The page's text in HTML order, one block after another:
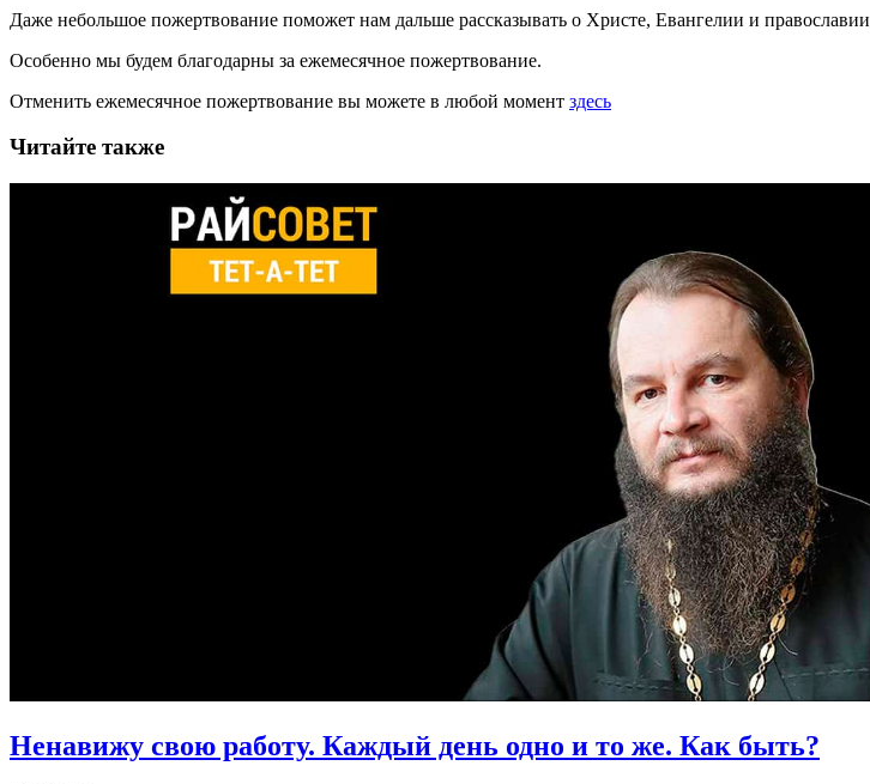
Даже небольшое пожертвование поможет нам дальше рассказывать о Христе, Евангелии и православии
Особенно мы будем благодарны за ежемесячное пожертвование.
Отменить ежемесячное пожертвование вы можете в любой момент здесь
Читайте также
Ненавижу свою работу. Каждый день одно и то же. Как быть?